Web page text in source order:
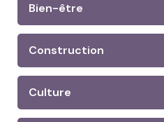
Bien-être
Construction
Culture